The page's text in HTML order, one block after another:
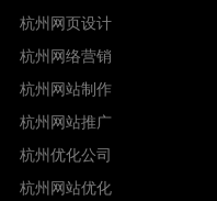
杭州网页设计
杭州网络营销
杭州网站制作
杭州网站推广
杭州优化公司
杭州网站优化